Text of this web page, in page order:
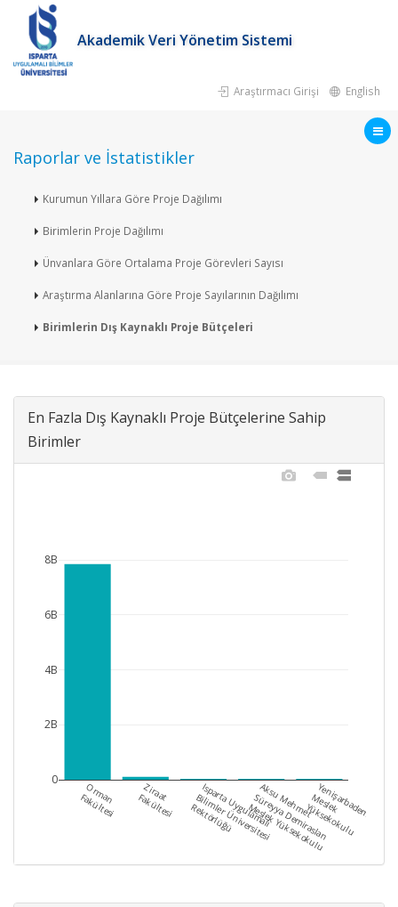
Akademik Veri Yönetim Sistemi
Araştırmacı Girişi English
Raporlar ve İstatistikler
Kurumun Yıllara Göre Proje Dağılımı
Birimlerin Proje Dağılımı
Ünvanlara Göre Ortalama Proje Görevleri Sayısı
Araştırma Alanlarına Göre Proje Sayılarının Dağılımı
Birimlerin Dış Kaynaklı Proje Bütçeleri
En Fazla Dış Kaynaklı Proje Bütçelerine Sahip
Birimler
Orman
Fakültesi Ziraat
Fakültesi Isparta Uygulamalı
Bilimler Üniversitesi
Rektörlüğü Aksu Mehmet
Süreyya Demiraslan
Meslek YüksekokuluYenişarbademli
Meslek
Yüksekokulu
0
2B
4B
6B
8B